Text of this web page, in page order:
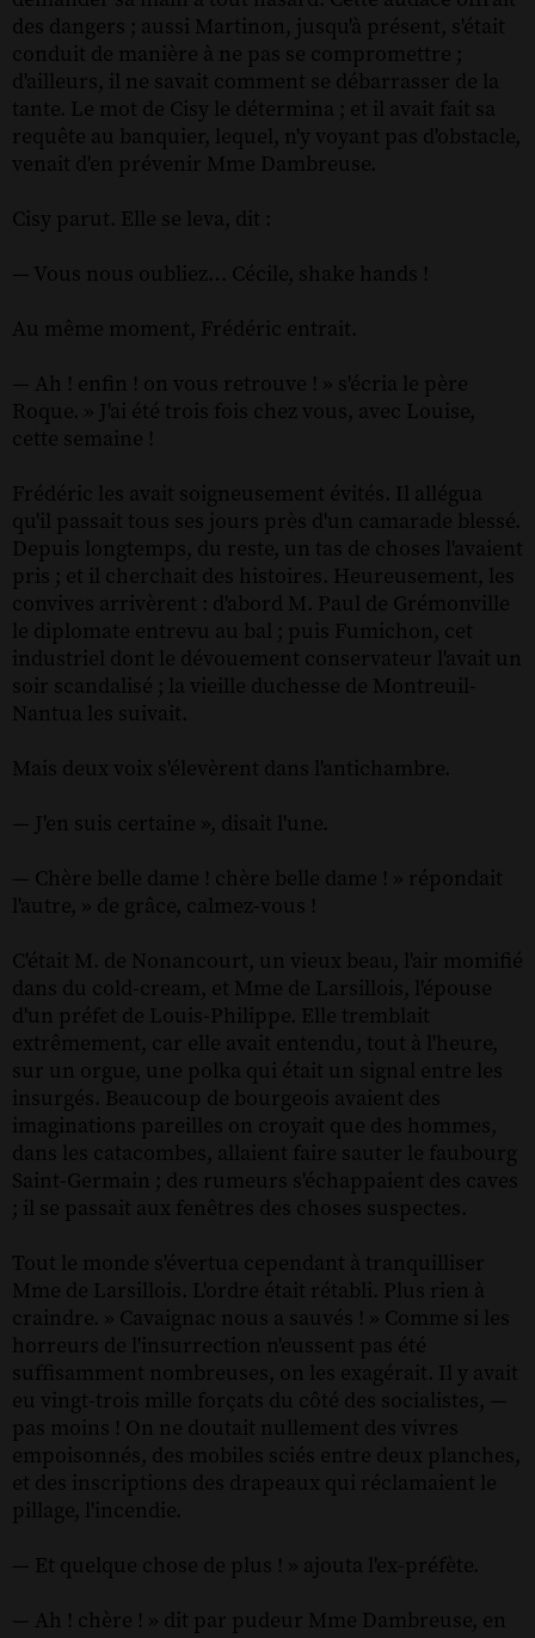
des dangers ; aussi Martinon, jusqu'à présent, s'était
conduit de manière à ne pas se compromettre ;
d'ailleurs, il ne savait comment se débarrasser de la
tante. Le mot de Cisy le détermina ; et il avait fait sa
requête au banquier, lequel, n'y voyant pas d'obstacle,
venait d'en prévenir Mme Dambreuse.
Cisy parut. Elle se leva, dit :
— Vous nous oubliez… Cécile, shake hands !
Au même moment, Frédéric entrait.
— Ah ! enfin ! on vous retrouve ! » s'écria le père
Roque. » J'ai été trois fois chez vous, avec Louise,
cette semaine !
Frédéric les avait soigneusement évités. Il allégua
qu'il passait tous ses jours près d'un camarade blessé.
Depuis longtemps, du reste, un tas de choses l'avaient
pris ; et il cherchait des histoires. Heureusement, les
convives arrivèrent : d'abord M. Paul de Grémonville
le diplomate entrevu au bal ; puis Fumichon, cet
industriel dont le dévouement conservateur l'avait un
soir scandalisé ; la vieille duchesse de Montreuil-
Nantua les suivait.
Mais deux voix s'élevèrent dans l'antichambre.
— J'en suis certaine », disait l'une.
— Chère belle dame ! chère belle dame ! » répondait
l'autre, » de grâce, calmez-vous !
C'était M. de Nonancourt, un vieux beau, l'air momifié
dans du cold-cream, et Mme de Larsillois, l'épouse
d'un préfet de Louis-Philippe. Elle tremblait
extrêmement, car elle avait entendu, tout à l'heure,
sur un orgue, une polka qui était un signal entre les
insurgés. Beaucoup de bourgeois avaient des
imaginations pareilles on croyait que des hommes,
dans les catacombes, allaient faire sauter le faubourg
Saint-Germain ; des rumeurs s'échappaient des caves
; il se passait aux fenêtres des choses suspectes.
Tout le monde s'évertua cependant à tranquilliser
Mme de Larsillois. L'ordre était rétabli. Plus rien à
craindre. » Cavaignac nous a sauvés ! » Comme si les
horreurs de l'insurrection n'eussent pas été
suffisamment nombreuses, on les exagérait. Il y avait
eu vingt-trois mille forçats du côté des socialistes, —
pas moins ! On ne doutait nullement des vivres
empoisonnés, des mobiles sciés entre deux planches,
et des inscriptions des drapeaux qui réclamaient le
pillage, l'incendie.
— Et quelque chose de plus ! » ajouta l'ex-préfète.
— Ah ! chère ! » dit par pudeur Mme Dambreuse, en